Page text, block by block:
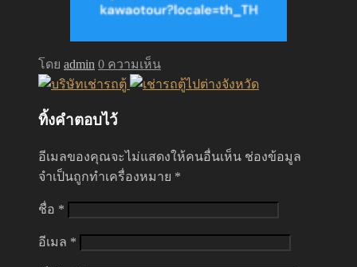
โดย admin 0 ความเห็น
ทิ้งคำตอบไว้
อีเมลของคุณจะไม่แสดงให้คนอื่นเห็น ช่องข้อมูล
จำเป็นถูกทำเครื่องหมาย *
ชื่อ *
อีเมล *